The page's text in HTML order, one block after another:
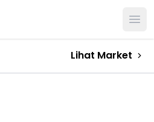
Lihat Market